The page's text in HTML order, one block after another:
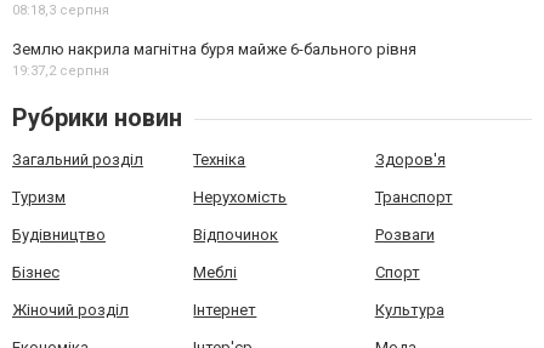
08:18,3 серпня
Землю накрила магнітна буря майже 6-бального рівня
19:37,2 серпня
Рубрики новин
Загальний розділ Техніка Здоров'я
Туризм Нерухомість Транспорт
Будівництво Відпочинок Розваги
Бізнес Меблі Спорт
Жіночий розділ Інтернет Культура